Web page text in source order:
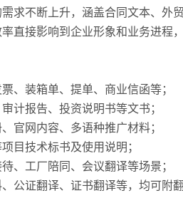
求不断上升，涵盖合同文本、外
直接影响到企业形象和业务进
、装箱单、提单、商业信函等；
计报告、投资说明书等文书；
官网内容、多语种推广材料；
目技术标书及使用说明；
、工厂陪同、会议翻译等场景；
公证翻译、证书翻译等，均可附翻